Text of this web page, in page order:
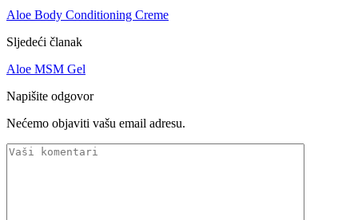
Aloe Body Conditioning Creme
Sljedeći članak
Aloe MSM Gel
Napišite odgovor
Nećemo objaviti vašu email adresu.